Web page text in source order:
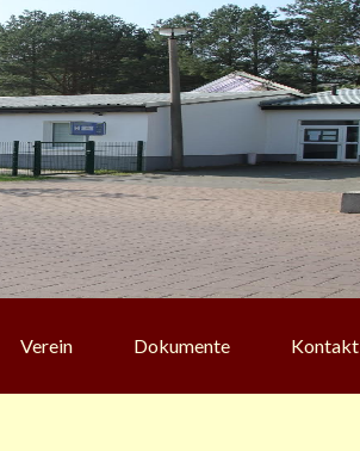
Verein Dokumente Kontakt